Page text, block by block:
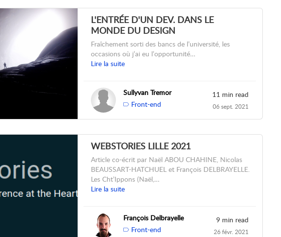
L'ENTRÉE D'UN DEV. DANS LE
MONDE DU DESIGN
Fraîchement sorti des bancs de l’université, les
occasions où j’ai eu l’opportunité…
Lire la suite
Sullyvan Tremor
Front-end
11 min read
06 sept. 2021
WEBSTORIES LILLE 2021
Article co-écrit par Naël ABOU CHAHINE, Nicolas
BEAUSSART-HATCHUEL et François DELBRAYELLE.
Les Cht’Ippons (Naël,…
Lire la suite
François Delbrayelle
Front-end
9 min read
26 févr. 2021